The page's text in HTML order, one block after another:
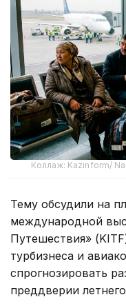
Коллаж: Kazinform/
Тему обсудили на
международной
Путешествия»
турбизнеса и
спрогнозировать
преддверии